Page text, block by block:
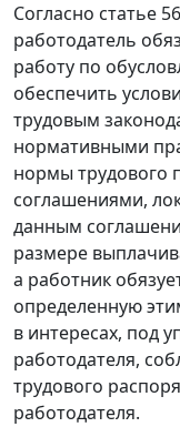
Согласно статье
работодатель
работу по
обеспечить
трудовым
нормативными
нормы трудового
соглашениями,
данным
размере
а работник
определенную
в интересах, под
работодателя,
трудового
работодателя.